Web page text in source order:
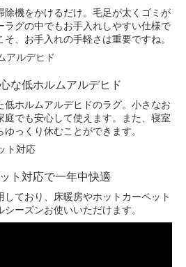
除機をかけるだけ。毛足が太くゴミが
ラグの中でもお手入れしやすい仕様で
、お手入れの手軽さは重要ですね。
な低ホルムアルデヒド
低ホルムアルデヒドのラグ。小さなお
庭でも安心して使えます。また、寝室
っくり休むことができます。
ト対応で一年中快適
ており、床暖房やホットカーペット
ーズンお使いいただけます。